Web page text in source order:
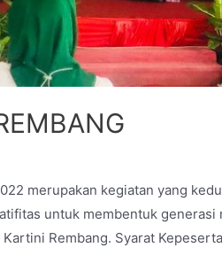
merupakan kegiatan yang
untuk membentuk
Rembang. Syarat